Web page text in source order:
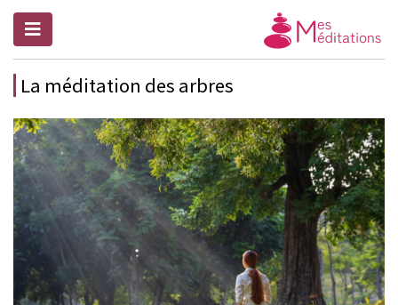
La méditation des arbres